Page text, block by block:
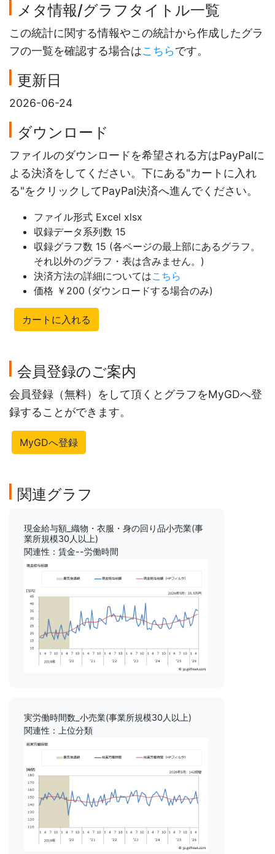
メタ情報/グラフタイトル一覧
この統計に関する情報やこの統計から作成したグラ
フの一覧を確認する場合はこちらです。
更新日
2026-06-24
ダウンロード
ファイルのダウンロードを希望される方はPayPalに
よる決済をしてください。下にある"カートに入れ
る"をクリックしてPayPal決済へ進んでください。
ファイル形式 Excel xlsx
収録データ系列数 15
収録グラフ数 15 (各ページの最上部にあるグラフ。
それ以外のグラフ・表は含みません。)
決済方法の詳細についてはこちら
価格 ￥200 (ダウンロードする場合のみ)
カートに入れる
会員登録のご案内
会員登録（無料）をして頂くとグラフをMyGDへ登
録することができます。
MyGDへ登録
関連グラフ
現金給与額_織物・衣服・身の回り品小売業(事
業所規模30人以上)
関連性：賃金--労働時間
実労働時間数_小売業(事業所規模30人以上)
関連性：上位分類